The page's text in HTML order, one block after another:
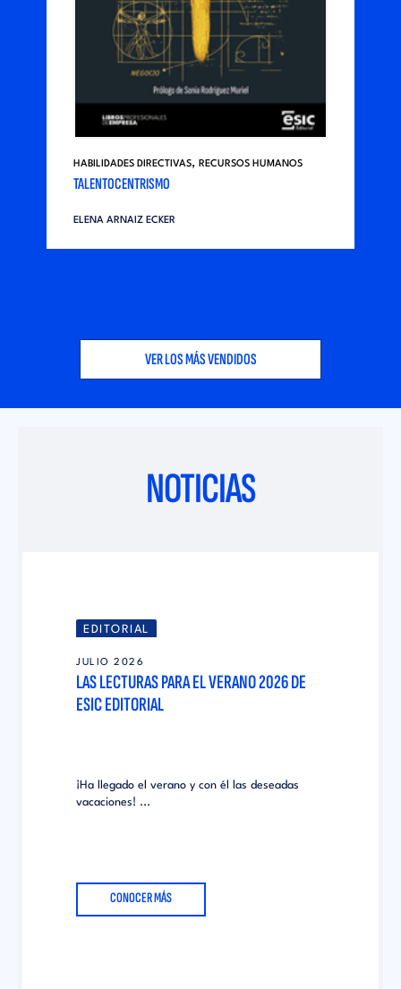
HABILIDADES DIRECTIVAS, RECURSOS HUMANOS
TALENTOCENTRISMO
ELENA ARNAIZ ECKER
VER LOS MÁS VENDIDOS
NOTICIAS
EDITORIAL
JULIO 2026
LAS LECTURAS PARA EL VERANO 2026 DE
ESIC EDITORIAL
¡Ha llegado el verano y con él las deseadas
vacaciones! ...
CONOCER MÁS